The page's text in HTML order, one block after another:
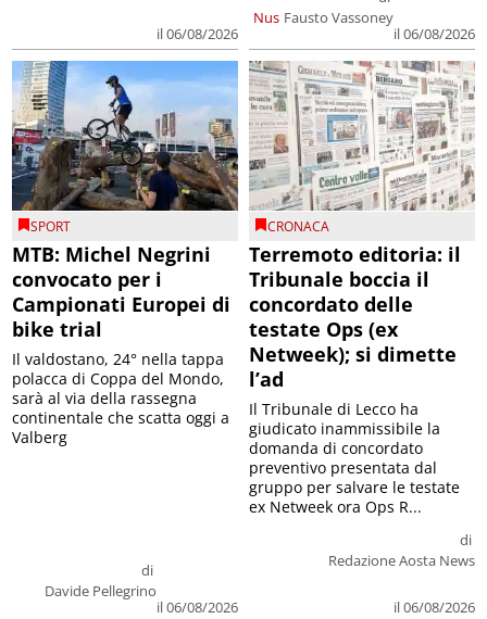
il 06/08/2026
Nus Fausto Vassoney
il 06/08/2026
SPORT
MTB: Michel Negrini
convocato per i
Campionati Europei di
bike trial
di
Davide Pellegrino
il 06/08/2026
Il valdostano, 24° nella tappa
polacca di Coppa del Mondo,
sarà al via della rassegna
continentale che scatta oggi a
Valberg
CRONACA
Terremoto editoria: il
Tribunale boccia il
concordato delle
testate Ops (ex
Netweek); si dimette
l’ad
di
Redazione Aosta News
il 06/08/2026
Il Tribunale di Lecco ha
giudicato inammissibile la
domanda di concordato
preventivo presentata dal
gruppo per salvare le testate
ex Netweek ora Ops R...